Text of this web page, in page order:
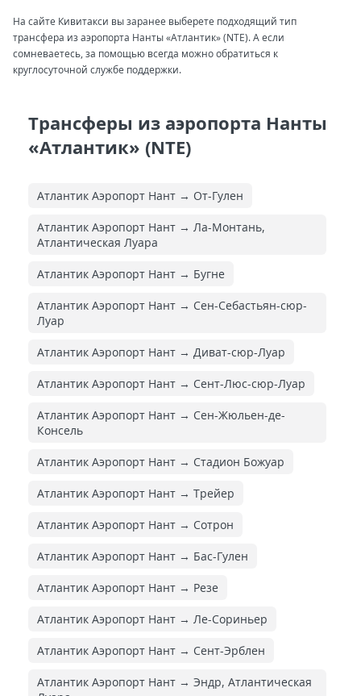
На сайте Кивитакси вы заранее выберете подходящий тип
трансфера из аэропорта Нанты «Атлантик» (NTE). А если
сомневаетесь, за помощью всегда можно обратиться к
круглосуточной службе поддержки.
Трансферы из аэропорта Нанты
«Атлантик» (NTE)
Атлантик Аэропорт Нант → От-Гулен
Атлантик Аэропорт Нант → Ла-Монтань,
Атлантическая Луара
Атлантик Аэропорт Нант → Бугне
Атлантик Аэропорт Нант → Сен-Себастьян-сюр-
Луар
Атлантик Аэропорт Нант → Диват-сюр-Луар
Атлантик Аэропорт Нант → Сент-Люс-сюр-Луар
Атлантик Аэропорт Нант → Сен-Жюльен-де-
Консель
Атлантик Аэропорт Нант → Стадион Божуар
Атлантик Аэропорт Нант → Трейер
Атлантик Аэропорт Нант → Сотрон
Атлантик Аэропорт Нант → Бас-Гулен
Атлантик Аэропорт Нант → Резе
Атлантик Аэропорт Нант → Ле-Сориньер
Атлантик Аэропорт Нант → Сент-Эрблен
Атлантик Аэропорт Нант → Эндр, Атлантическая